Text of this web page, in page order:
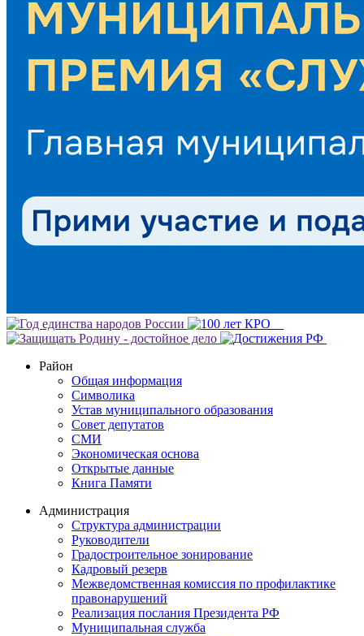
Район
Общая информация
Символика
Устав муниципального образования
Совет депутатов
СМИ
Экономическая основа
Открытые данные
Книга Памяти
Администрация
Структура администрации
Руководители
Градостроительное зонирование
Кадровый резерв
Межведомственная комиссия по профилактике
правонарушений
Реализация послания Президента РФ
Муниципальная служба